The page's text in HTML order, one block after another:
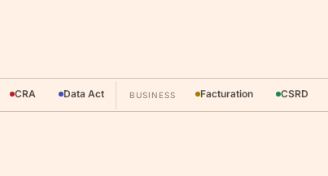
CRA Data Act BUSINESS Facturation CSRD